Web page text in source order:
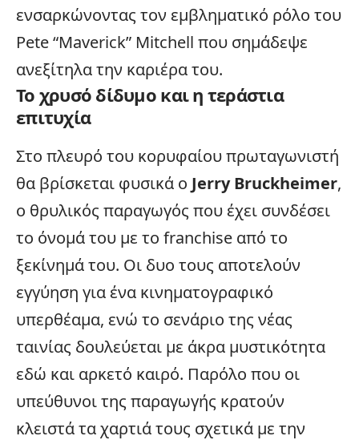
ενσαρκώνοντας τον εμβληματικό ρόλο του
Pete “Maverick” Mitchell που σημάδεψε
ανεξίτηλα την καριέρα του.
Το χρυσό δίδυμο και η τεράστια
επιτυχία
Στο πλευρό του κορυφαίου πρωταγωνιστή
θα βρίσκεται φυσικά ο Jerry Bruckheimer,
ο θρυλικός παραγωγός που έχει συνδέσει
το όνομά του με το franchise από το
ξεκίνημά του. Οι δυο τους αποτελούν
εγγύηση για ένα κινηματογραφικό
υπερθέαμα, ενώ το σενάριο της νέας
ταινίας δουλεύεται με άκρα μυστικότητα
εδώ και αρκετό καιρό. Παρόλο που οι
υπεύθυνοι της παραγωγής κρατούν
κλειστά τα χαρτιά τους σχετικά με την